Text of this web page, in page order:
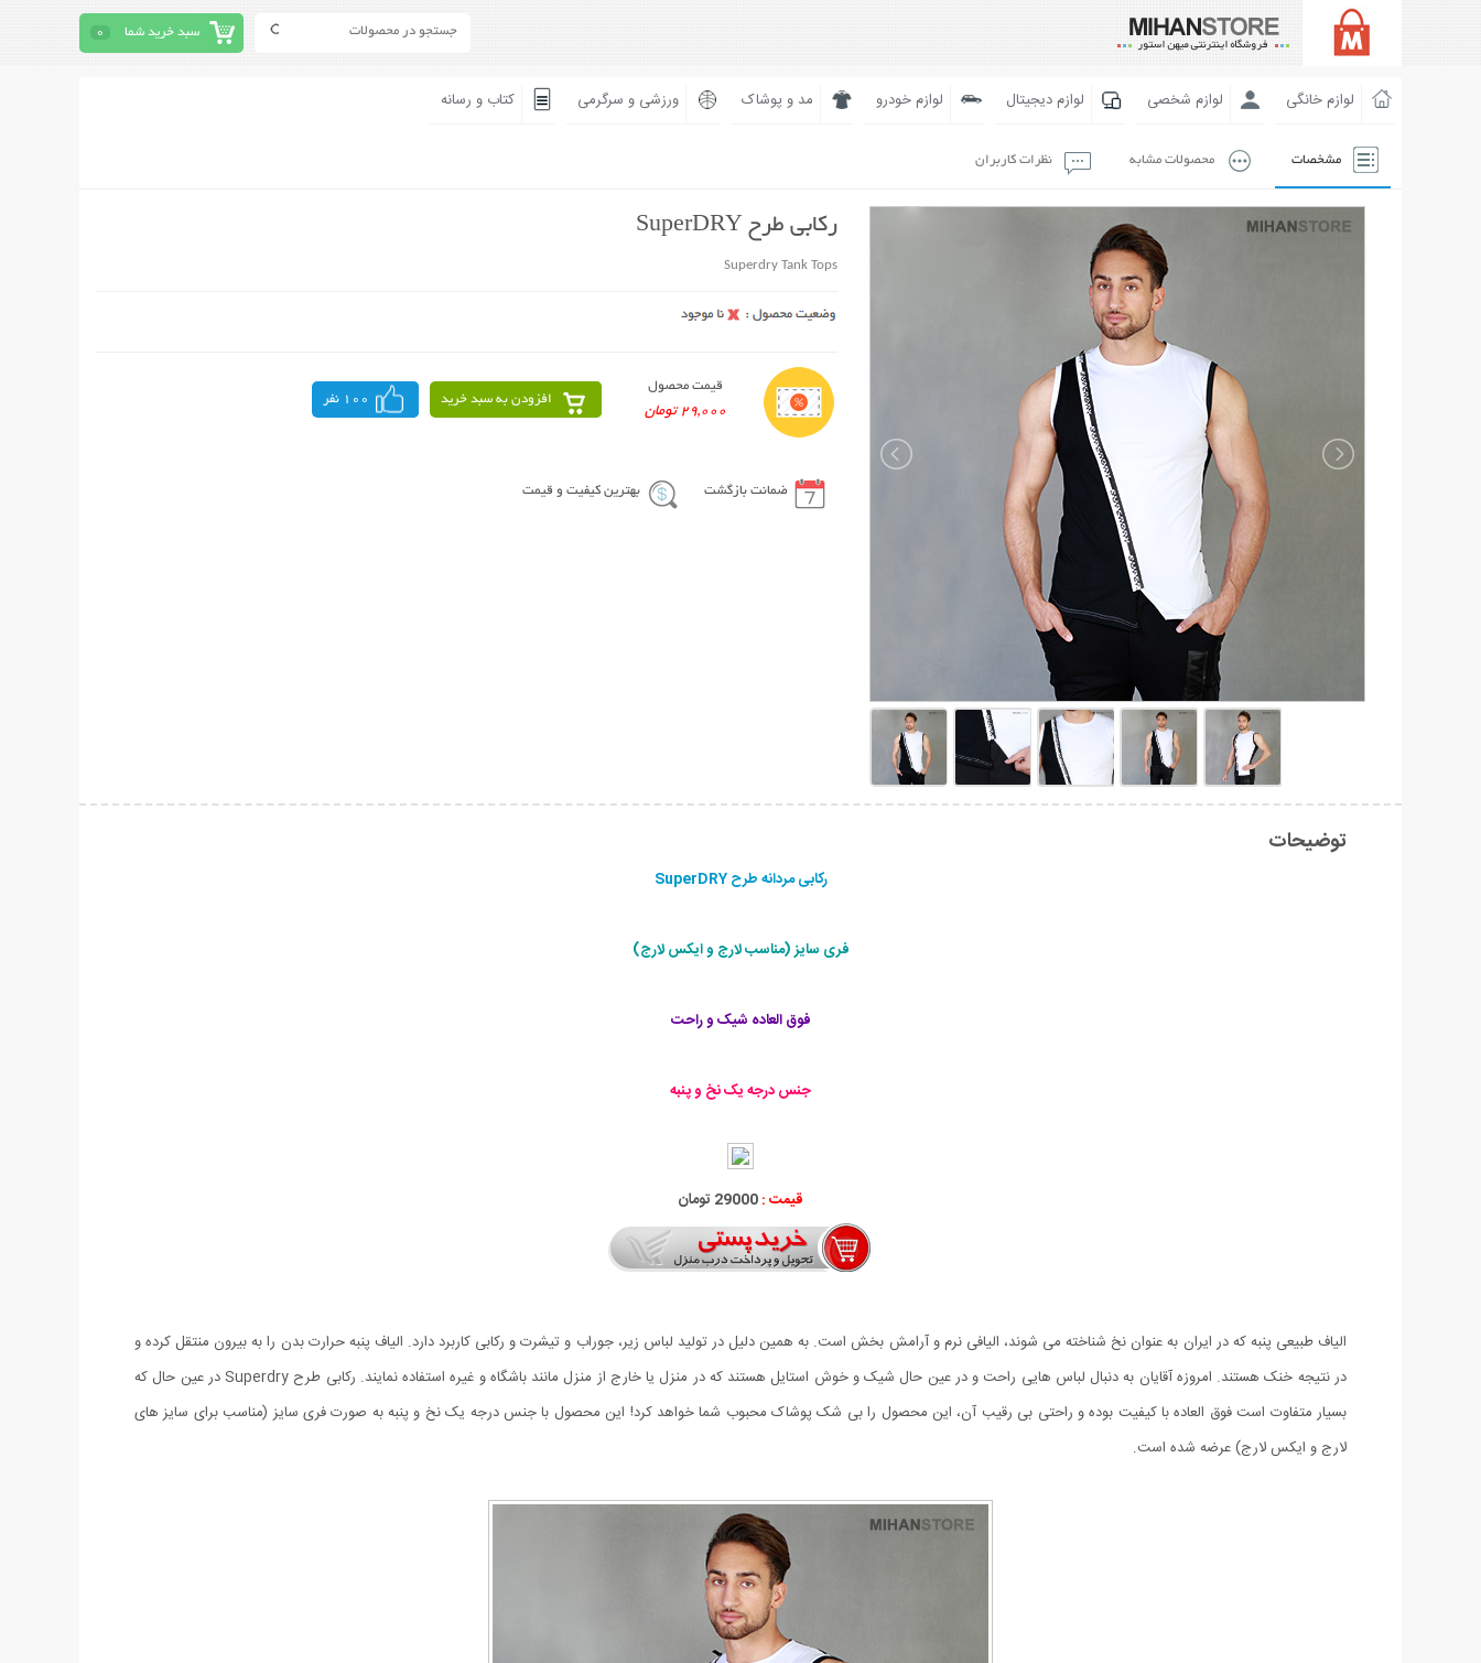
سبد خرید شما 0
لوازم خانگی لوازم شخصی لوازم دیجیتال لوازم خودرو مد و پوشاک ورزشی و سرگرمی کتاب و رسانه
مشخصات محصولات مشابه نظرات کاربران
رکابی طرح SuperDRY
Superdry Tank Tops
قیمت محصول
29,000 تومان
افزودن به سبد خرید 100 نفر
ضمانت بازگشت بهترین کیفیت و قیمت
توضیحات
رکابی مردانه طرح SuperDRY
فری سایز (مناسب لارج و ایکس لارج)
فوق العاده شیک و راحت
جنس درجه یک نخ و پنبه
قیمت :29000 تومان
الیاف طبیعی پنبه که در ایران به عنوان نخ شناخته می شوند، الیافی نرم و آرامش بخش است‏.‏ به همین دلیل در تولید لباس زیر، جوراب و تیشرت و رکابی کاربرد دارد‏.‏ الیاف پنبه حرارت بدن را به بیرون منتقل کرده و
در نتیجه خنک هستند‏.‏ امروزه آقایان به دنبال لباس هایی راحت و در عین حال شیک و خوش استایل هستند که در منزل یا خارج از منزل مانند باشگاه و غیره استفاده نمایند. رکابی طرح Superdry در عین حال که
بسیار متفاوت است فوق العاده با کیفیت بوده و راحتی بی رقیب آن، این محصول را بی شک پوشاک محبوب شما خواهد کرد! این محصول با جنس درجه یک نخ و پنبه به صورت فری سایز (مناسب برای سایز های
لارج و ایکس لارج) عرضه شده است.